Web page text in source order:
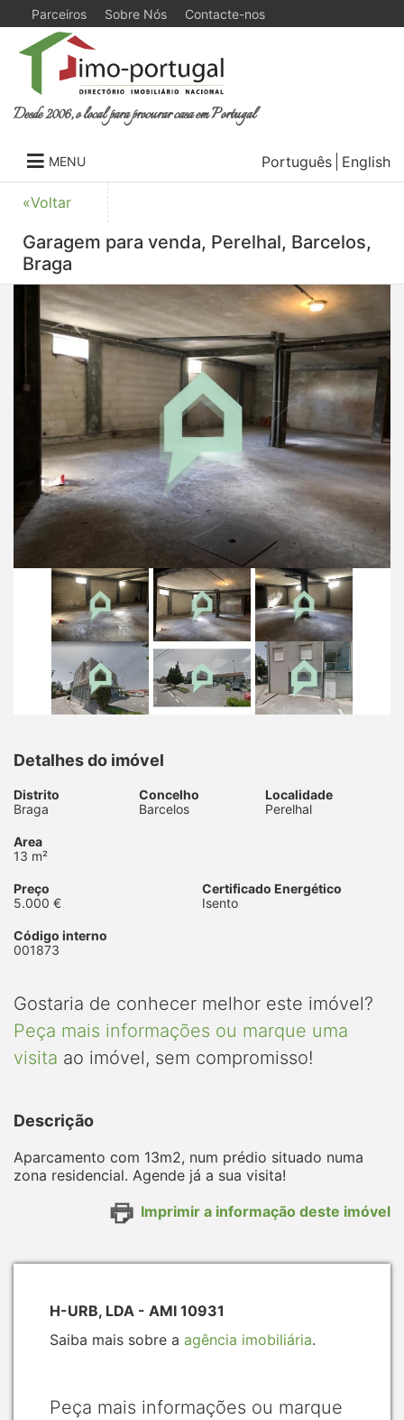
Parceiros Sobre Nós Contacte-nos
Desde 2006, o local para procurar casa em Portugal
MENU Português English
«Voltar
Garagem para venda, Perelhal, Barcelos,
Braga
Detalhes do imóvel
Distrito
Braga
Concelho
Barcelos
Localidade
Perelhal
Area
13 m²
Preço
5.000 €
Certificado Energético
Isento
Código interno
001873
Gostaria de conhecer melhor este imóvel?
Peça mais informações ou marque uma
visita ao imóvel, sem compromisso!
Descrição
Aparcamento com 13m2, num prédio situado numa
zona residencial. Agende já a sua visita!
Imprimir a informação deste imóvel
H-URB, LDA - AMI 10931
Saiba mais sobre a agência imobiliária.
Peça mais informações ou marque